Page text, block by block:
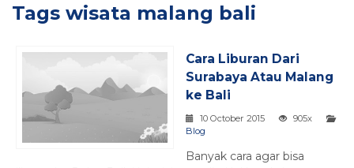
Tags wisata malang bali
Cara Liburan Dari
Surabaya Atau Malang
ke Bali
10 October 2015
905x
Blog
Banyak cara agar bisa